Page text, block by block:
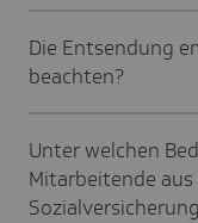
Die Entsendung
beachten?
Unter welchen
Mitarbeitende